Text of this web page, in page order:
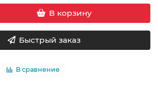
В корзину
Быстрый заказ
В сравнение